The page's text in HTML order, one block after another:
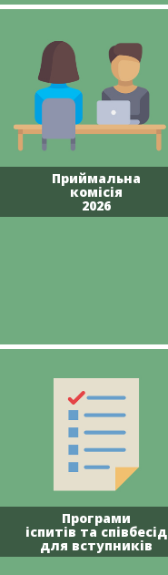
Приймальна
комісія
2026
Програми
іспитів та співбесід
для вступників